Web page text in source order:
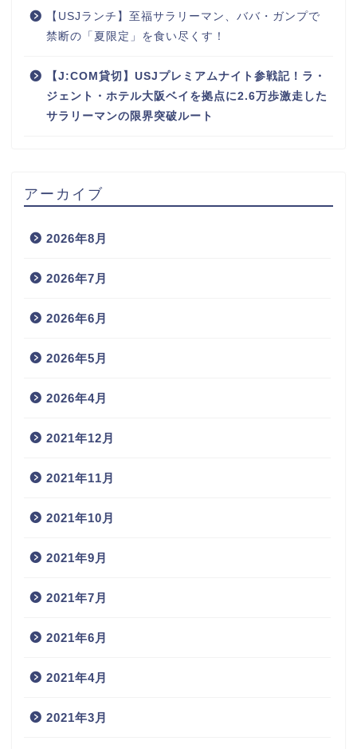
【USJランチ】至福サラリーマン、ババ・ガンプで
禁断の「夏限定」を食い尽くす！
【J:COM貸切】USJプレミアムナイト参戦記！ラ・
ジェント・ホテル大阪ベイを拠点に2.6万歩激走した
サラリーマンの限界突破ルート
アーカイブ
2026年8月
2026年7月
2026年6月
2026年5月
2026年4月
2021年12月
2021年11月
2021年10月
2021年9月
2021年7月
2021年6月
2021年4月
2021年3月